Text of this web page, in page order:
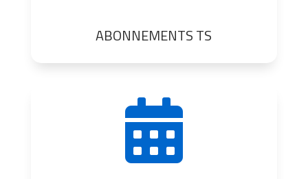
ABONNEMENTS TS
